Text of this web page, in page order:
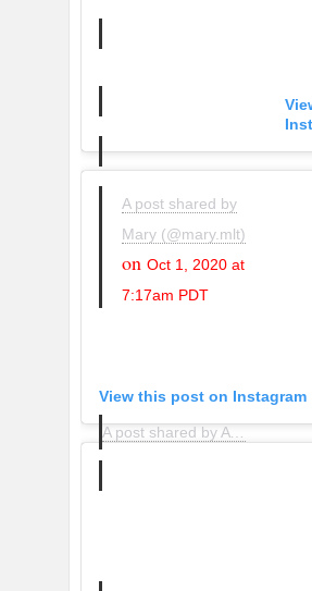
A post shared by
Mary (@mary.mlt)
on Oct 1, 2020 at
7:17am PDT
View this post on Instagram
A post shared by A R C H I V E S (@archivestoronto)